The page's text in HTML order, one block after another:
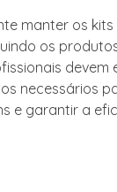
manter os
os
devem
necessários
e garantir a